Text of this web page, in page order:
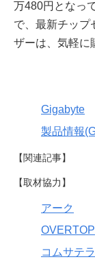
万480円となっ
で、最新チップ
ザーは、気軽に
Gigabyte
製品情報
【関連記事】
【取材協力】
アーク
OVERTOP
コムサテ